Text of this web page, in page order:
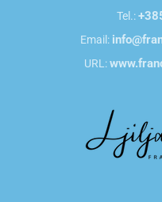
Tel.:
Email:
URL: